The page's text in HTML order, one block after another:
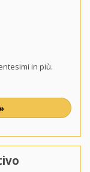
in più.